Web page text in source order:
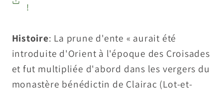
!
Histoire: La prune d'ente « aurait été
introduite d'Orient à l'époque des Croisades
et fut multipliée d'abord dans les vergers du
monastère bénédictin de Clairac (Lot-et-